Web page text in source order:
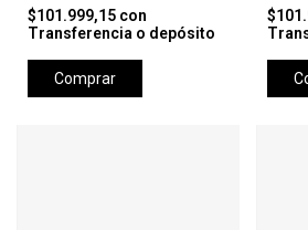
$101.999,15 con
Transferencia o depósito
Comprar